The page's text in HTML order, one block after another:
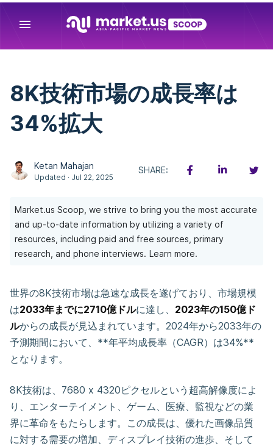
menu
8K技術市場の成長率は
34%拡大
Ketan Mahajan
Updated · Jul 22, 2025
SHARE:
Market.us Scoop, we strive to bring you the most accurate
and up-to-date information by utilizing a variety of
resources, including paid and free sources, primary
research, and phone interviews. Learn more.
世界の8K技術市場は急速な成長を遂げており、市場規模
は2033年までに2710億ドルに達し、 2023年の150億ド
ルからの成長が見込まれています。2024年から2033年の
予測期間において、**年平均成長率（CAGR）は34%**
となります。
8K技術は、7680 x 4320ピクセルという超高解像度によ
り、エンターテイメント、ゲーム、医療、監視などの業
界に革命をもたらします。この成長は、優れた画像品質
に対する需要の増加、ディスプレイ技術の進歩、そして